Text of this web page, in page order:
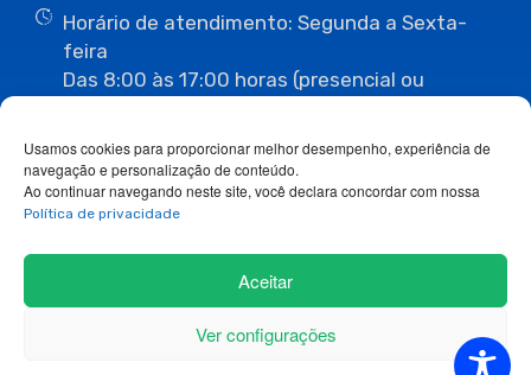
Usamos cookies para proporcionar melhor desempenho, experiência de
navegação e personalização de conteúdo.
Ao continuar navegando neste site, você declara concordar com nossa
Política de privacidade
Aceitar
Ver configurações
Horário de atendimento: Segunda a Sexta-
feira
Das 8:00 às 17:00 horas (presencial ou
(35) 3435-1112 (35) 3435-3063
ouvidoria@camaraextrema.mg.gov.br
imprensa@camaraextrema.mg.gov.br
Siga-nos: